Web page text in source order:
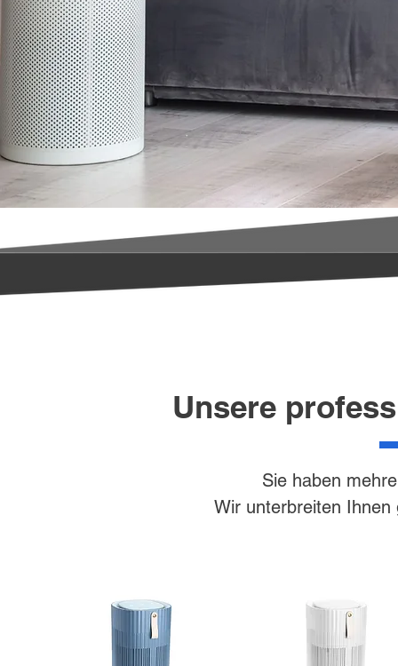
Unsere
Sie haben
Wir unterbreiten Ihnen